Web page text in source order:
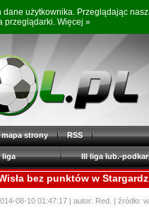
użytkownika. Przeglądając
przeglądarki. Więcej »
mapa strony RSS
liga III liga lub.-
bez punktów w
08-10 01:47:17 | autor: Red. | źródło: